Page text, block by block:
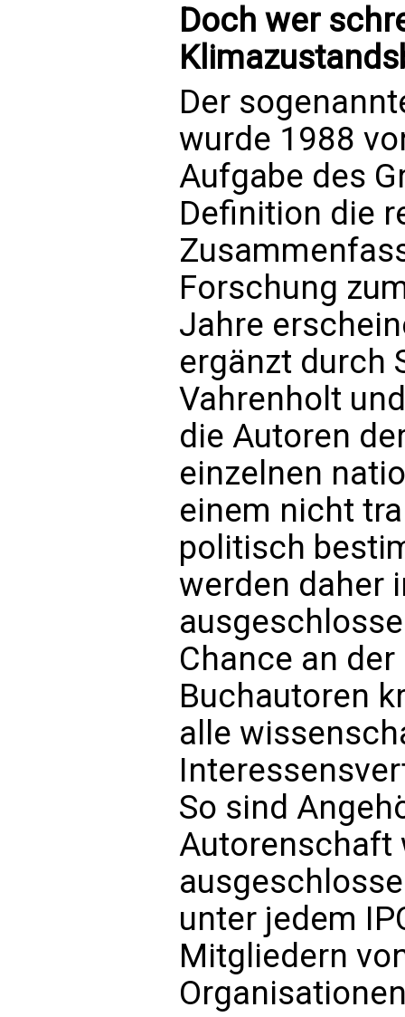
Doch wer
Der
wurde 1988
Aufgabe des
Definition die
Forschung
Jahre
ergänzt durch
Vahrenholt
die Autoren
einzelnen
einem nicht
politisch
werden daher
Chance an
Buchautoren
alle
So sind
Autorenschaft
unter jedem
Mitgliedern